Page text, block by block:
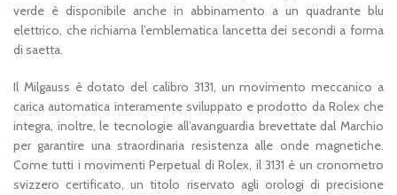
verde è disponibile anche in abbinamento a un quadrante blu
elettrico, che richiama l’emblematica lancetta dei secondi a forma
di saetta.
Il Milgauss è dotato del calibro 3131, un movimento meccanico a
carica automatica interamente sviluppato e prodotto da Rolex che
integra, inoltre, le tecnologie all’avanguardia brevettate dal Marchio
per garantire una straordinaria resistenza alle onde magnetiche.
Come tutti i movimenti Perpetual di Rolex, il 3131 è un cronometro
svizzero certificato, un titolo riservato agli orologi di precisione